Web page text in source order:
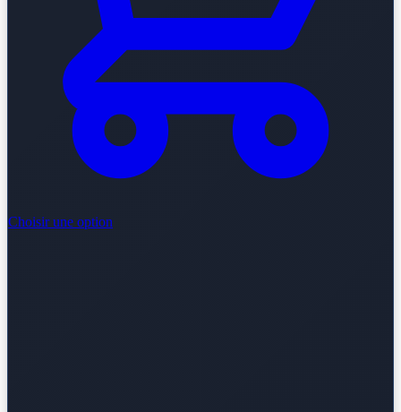
Choisir une option